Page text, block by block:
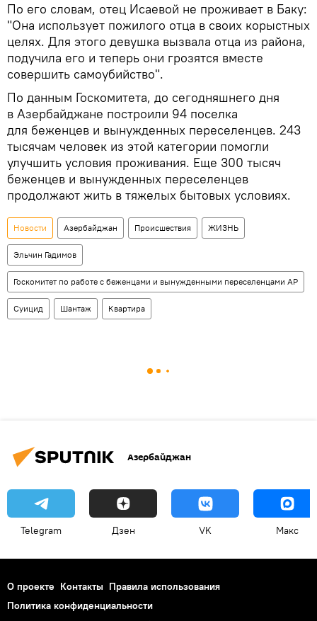
По его словам, отец Исаевой не проживает в Баку:
"Она использует пожилого отца в своих корыстных
целях. Для этого девушка вызвала отца из района,
подучила его и теперь они грозятся вместе
совершить самоубийство".
По данным Госкомитета, до сегодняшнего дня
в Азербайджане построили 94 поселка
для беженцев и вынужденных переселенцев. 243
тысячам человек из этой категории помогли
улучшить условия проживания. Еще 300 тысяч
беженцев и вынужденных переселенцев
продолжают жить в тяжелых бытовых условиях.
Новости Азербайджан Происшествия ЖИЗНЬ
Эльчин Гадимов
Госкомитет по работе с беженцами и вынужденными переселенцами АР
Суицид Шантаж Квартира
Азербайджан
Telegram Дзен VK Макс
О проекте Контакты Правила использования
Политика конфиденциальности